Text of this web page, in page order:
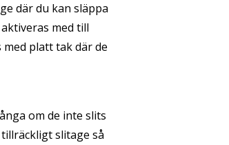
där du kan släppa
med till
platt tak där de
om de inte slits
slitage så